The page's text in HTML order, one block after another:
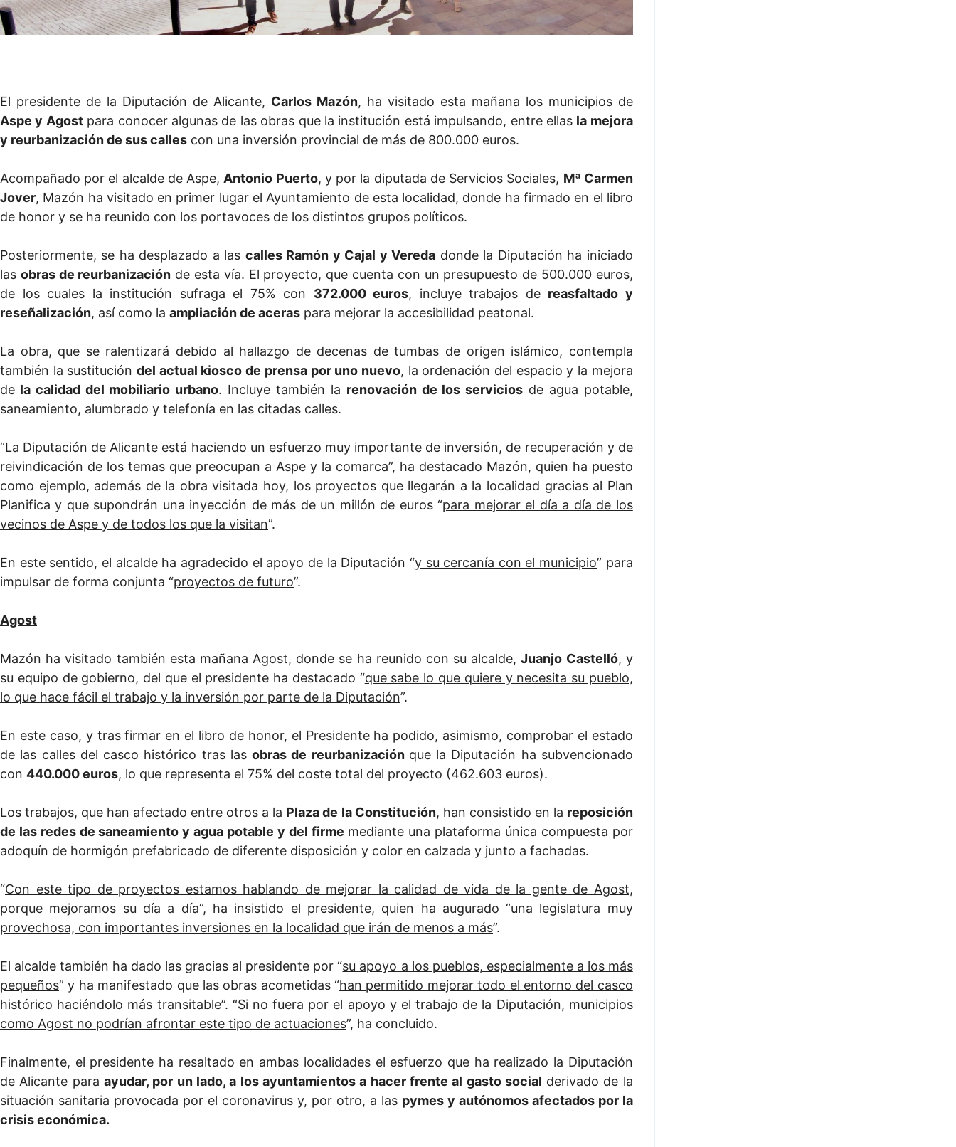
El presidente de la Diputación de Alicante, Carlos Mazón, ha visitado esta mañana los municipios de
Aspe y Agostpara conocer algunas de las obras que la institución está impulsando, entre ellas la mejora
y reurbanización de sus calles con una inversión provincial de más de 800.000 euros.
Acompañado por el alcalde de Aspe,Antonio Puerto, y por la diputada de Servicios Sociales, Mª Carmen
Jover, Mazón ha visitado en primer lugar el Ayuntamiento de esta localidad, donde ha firmado en el libro
de honor y se ha reunido con los portavoces de los distintos grupos políticos.
Posteriormente, se ha desplazado a las calles Ramón y Cajal y Vereda donde la Diputación ha iniciado
las obras de reurbanización de esta vía. El proyecto, que cuenta con un presupuesto de 500.000 euros,
de los cuales la institución sufraga el 75% con 372.000 euros, incluye trabajos de reasfaltado y
reseñalización, así como la ampliación de aceras para mejorar la accesibilidad peatonal.
La obra, que se ralentizará debido al hallazgo de decenas de tumbas de origen islámico, contempla
también la sustitucióndel actual kiosco de prensa por uno nuevo, la ordenación del espacio y la mejora
de la calidad del mobiliario urbano. Incluye también la renovación de los servicios de agua potable,
saneamiento, alumbrado y telefonía en las citadas calles.
“La Diputación de Alicante está haciendo un esfuerzo muy importante de inversión, de recuperación y de
reivindicación de los temas que preocupan a Aspe y la comarca”, ha destacado Mazón, quien ha puesto
como ejemplo, además de la obra visitada hoy, los proyectos que llegarán a la localidad gracias al Plan
Planifica y que supondrán una inyección de más de un millón de euros “para mejorar el día a día de los
vecinos de Aspe y de todos los que la visitan”.
En este sentido, el alcalde ha agradecido el apoyo de la Diputación “y su cercanía con el municipio” para
impulsar de forma conjunta “proyectos de futuro”.
Agost
Mazón ha visitado también esta mañana Agost, donde se ha reunido con su alcalde,Juanjo Castelló, y
su equipo de gobierno, del que el presidente ha destacado “que sabe lo que quiere y necesita su pueblo,
lo que hace fácil el trabajo y la inversión por parte de la Diputación”.
En este caso, y tras firmar en el libro de honor, el Presidente ha podido, asimismo, comprobar el estado
de las calles del casco histórico tras lasobras de reurbanización que la Diputación ha subvencionado
con 440.000 euros, lo que representa el 75% del coste total del proyecto (462.603 euros).
Los trabajos, que han afectado entre otros a la Plaza de la Constitución, han consistido en la reposición
de las redes de saneamiento y agua potable y del firme mediante una plataforma única compuesta por
adoquín de hormigón prefabricado de diferente disposición y color en calzada y junto a fachadas.
“Con este tipo de proyectos estamos hablando de mejorar la calidad de vida de la gente de Agost,
porque mejoramos su día a día”, ha insistido el presidente, quien ha augurado “una legislatura muy
provechosa, con importantes inversiones en la localidad que irán de menos a más”.
El alcalde también ha dado las gracias al presidente por “su apoyo a los pueblos, especialmente a los más
pequeños” y ha manifestado que las obras acometidas “han permitido mejorar todo el entorno del casco
histórico haciéndolo más transitable”. “Si no fuera por el apoyo y el trabajo de la Diputación, municipios
como Agost no podrían afrontar este tipo de actuaciones”, ha concluido.
Finalmente, el presidente ha resaltado en ambas localidades el esfuerzo que ha realizado la Diputación
de Alicante para ayudar, por un lado, a los ayuntamientos a hacer frente al gasto social derivado de la
situación sanitaria provocada por el coronavirus y, por otro, a las pymes y autónomos afectados por la
crisis económica.